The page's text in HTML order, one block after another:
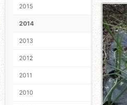
2015
2014
2013
2012
2011
2010